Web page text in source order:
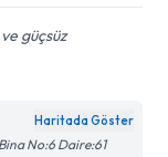
güçsüz
Haritada Göster
No:6 Daire:61